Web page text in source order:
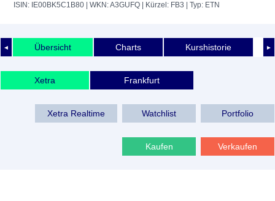
ISIN: IE00BK5C1B80 | WKN: A3GUFQ | Kürzel: FB3 | Typ: ETN
◄ ►
Übersicht Charts Kurshistorie
Xetra Frankfurt
Xetra Realtime Watchlist Portfolio
Kaufen Verkaufen